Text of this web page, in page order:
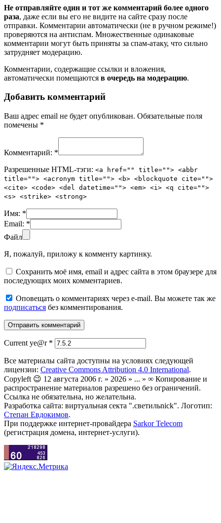
Не отправляйте один и тот же комментарий более одного
раза, даже если вы его не видите на сайте сразу после
отправки. Комментарии автоматически (не в ручном режиме!)
проверяются на антиспам. Множественные одинаковые
комментарии могут быть приняты за спам-атаку, что сильно
затрудняет модерацию.
Комментарии, содержащие ссылки и вложения,
автоматически помещаются в очередь на модерацию.
Добавить комментарий
Ваш адрес email не будет опубликован. Обязательные поля
помечены *
Комментарий: *
Разрешенные HTML-тэги: <a href="" title=""> <abbr
title=""> <acronym title=""> <b> <blockquote cite="">
<cite> <code> <del datetime=""> <em> <i> <q cite="">
<s> <strike> <strong>
Имя: *
Email: *
Файл
Я, пожалуй, приложу к комменту картинку.
Сохранить моё имя, email и адрес сайта в этом браузере для
последующих моих комментариев.
Оповещать о комментариях через e-mail. Вы можете так же
подписаться без комментирования.
Current ye@r *
Все материалы сайта доступны на условиях следующей
лицензии: Creative Commons Attribution 4.0 International.
Copyleft 😉 12 августа 2006 г. » 2026 » ... » ∞ Копирование и
распространение материалов разрешено без ограничений.
Ссылка не обязательна, но желательна.
Разработка сайта: виртуальная секта ".светильnick". Логотип:
Степан Евдокимов.
При поддержке интернет-провайдера Sarkor Telecom
(регистрация домена, интернет-услуги).